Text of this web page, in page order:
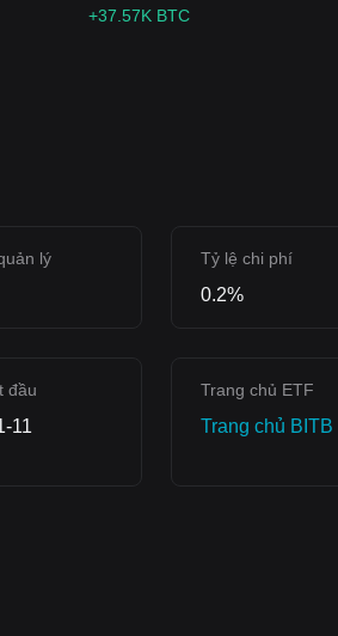
+37.57K BTC
lý Tỷ lệ chi phí
0.2%
đầu
11
Trang chủ ETF
‌Trang chủ BITB